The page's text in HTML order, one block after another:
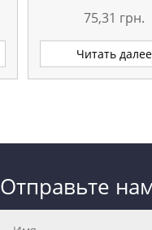
75,31 грн.
Читать далее
Отправьте